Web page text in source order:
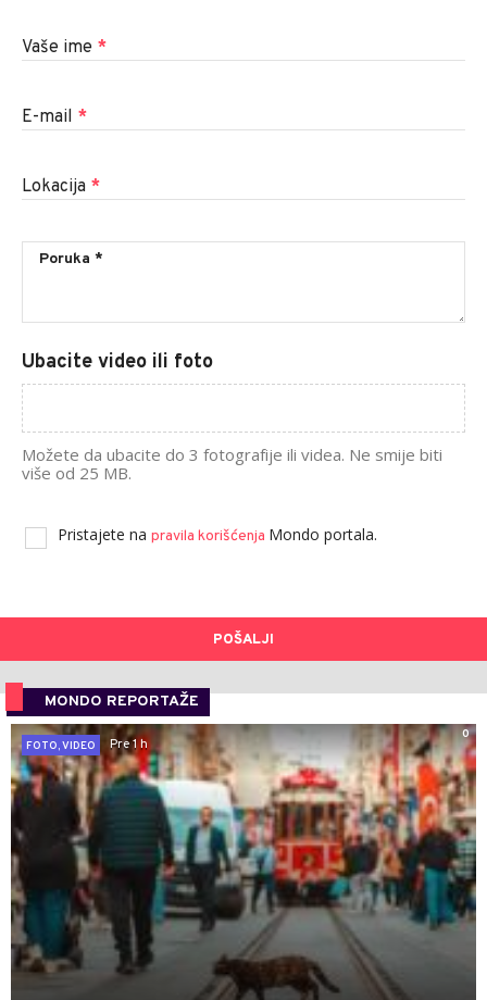
Vaše ime *
E-mail *
Lokacija *
Ubacite video ili foto
Možete da ubacite do 3 fotografije ili videa. Ne smije biti
više od 25 MB.
Pristajete na pravila korišćenja Mondo portala.
POŠALJI
MONDO REPORTAŽE
0
FOTO, VIDEO
Pre 1 h